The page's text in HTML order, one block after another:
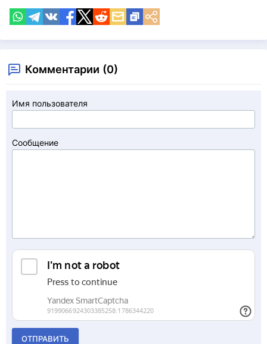
Комментарии (0)
Имя пользователя
Сообщение
ОТПРАВИТЬ